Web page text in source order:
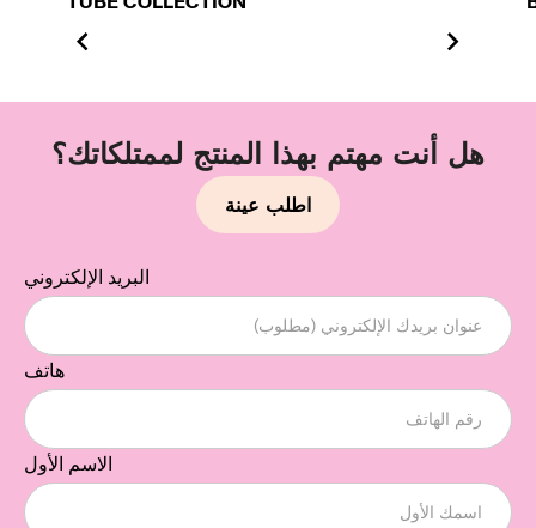
هل أنت مهتم بهذا المنتج لممتلكاتك؟
اطلب عينة
البريد الإلكتروني
هاتف
الاسم الأول